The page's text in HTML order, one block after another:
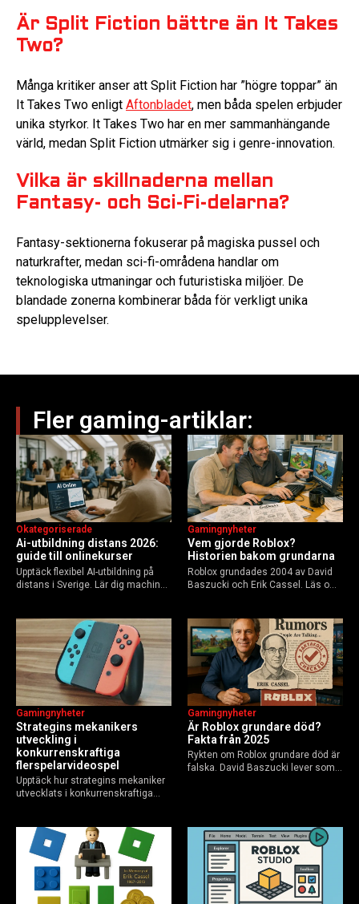
Är Split Fiction bättre än It Takes
Two?
Många kritiker anser att Split Fiction har ”högre toppar” än
It Takes Two enligt Aftonbladet, men båda spelen erbjuder
unika styrkor. It Takes Two har en mer sammanhängande
värld, medan Split Fiction utmärker sig i genre-innovation.
Vilka är skillnaderna mellan
Fantasy- och Sci-Fi-delarna?
Fantasy-sektionerna fokuserar på magiska pussel och
naturkrafter, medan sci-fi-områdena handlar om
teknologiska utmaningar och futuristiska miljöer. De
blandade zonerna kombinerar båda för verkligt unika
spelupplevelser.
Fler gaming-artiklar:
Ai-utbildning distans 2026:
guide till onlinekurser
Okategoriserade
Upptäck flexibel AI-utbildning på
distans i Sverige. Lär dig machine
Guide för nybörjare och
yrkesverksamma som vill bygga…
Vem gjorde Roblox?
Historien bakom grundarna
Gamingnyheter
Roblox grundades 2004 av David
Baszucki och Erik Cassel. Läs om
användare 2025, och vad som
händer inför 2026.
Strategins mekanikers
utveckling i
konkurrenskraftiga
flerspelarvideospel
Gamingnyheter
Upptäck hur strategins mekaniker
utvecklats i konkurrenskraftiga
AI-drivna innovationer.
Är Roblox grundare död?
Fakta från 2025
Gamingnyheter
Rykten om Roblox grundare död är
falska. David Baszucki lever som